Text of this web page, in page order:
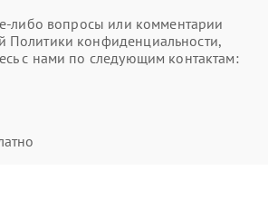
либо вопросы или комментарии
Политики конфиденциальности,
с нами по следующим контактам: